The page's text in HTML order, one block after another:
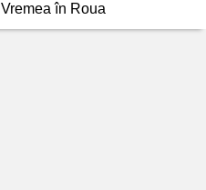
Vremea în Roua